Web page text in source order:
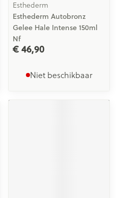
Esthederm
Esthederm Autobronz
Gelee Hale Intense 150ml
Nf
€ 46,90
Niet beschikbaar